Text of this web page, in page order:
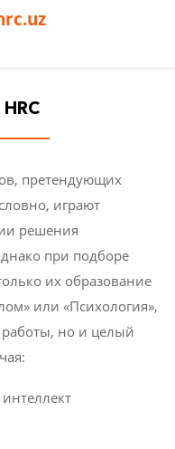
претендующих
играют
решения
при подборе
их образование
или «Психология»,
работы, но и целый